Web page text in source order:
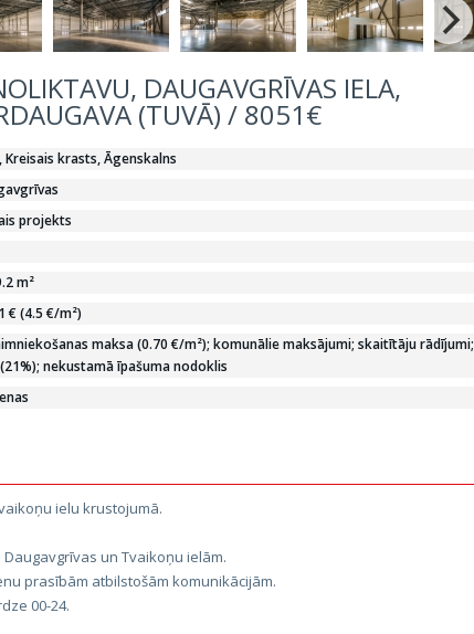
DAUGAVGRĪVAS IELA,
(TUVĀ) / 8051€
Kreisais krasts, Āgenskalns
projekts
m²
€ (4.5 €/m²)
maksa (0.70 €/m²); komunālie maksājumi; skaitītāju rādījumi;
(21%); nekustamā īpašuma nodoklis
ielu krustojumā.
un Tvaikoņu ielām.
prasībām atbilstošām komunikācijām.
00-24.